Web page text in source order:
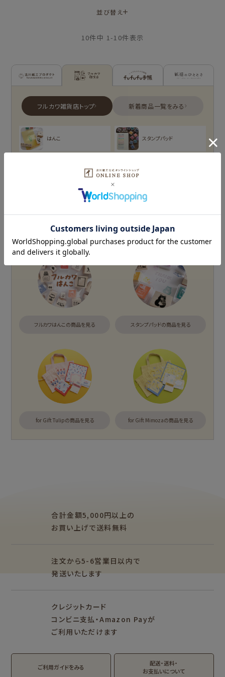
並び替え
10件中 1 -10件表示
古川紙工プロダクトトップ 新着商品一覧を見る
シリーズ別
MARUKO and
モンチッチ
chocolog わたしびより
アイテム別
そえぶみ箋 遊び箋
ニコイチmemo
チョキチョキペーパ
ー
カード・ポストカー
ド
もっと見る
クリエイター別
mizutama
トコロコムギ オビワン
フルカワ雑貨店トップ 新着商品一覧をみる
はんこ スタンプパッド
プロダクト商品の
シリーズで探す
フルカワはんこの商品を見る スタンプパッドの商品を見る
for Gift Tulipの商品を見る for Gift Mimozaの商品を見る
M5 M6
その他
サンリオキャラクタ
ーズ
おやつパーティ
トビマツショウイチ
ロウ
トコロコムギ
アルプスの少女ハイ
ジ
おりがみ
翠 sui の商品を見る 結々 yuiyui の商品を見る
合計金額5,000円以上の
お買い上げで送料無料
注文から5-6営業日以内で
発送いたします
クレジットカード
コンビニ支払・Amazon Payが
ご利用いただけます
ご利用ガイドをみる
配送・送料・
お支払いについて